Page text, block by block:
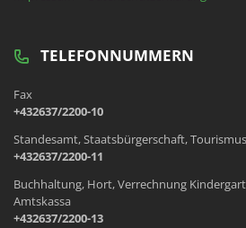
TELEFONNUMMERN
Fax
+432637/2200-10
Standesamt, Staatsbürgerschaft,
+432637/2200-11
Buchhaltung, Hort, Verrechnung
Amtskassa
+432637/2200-13